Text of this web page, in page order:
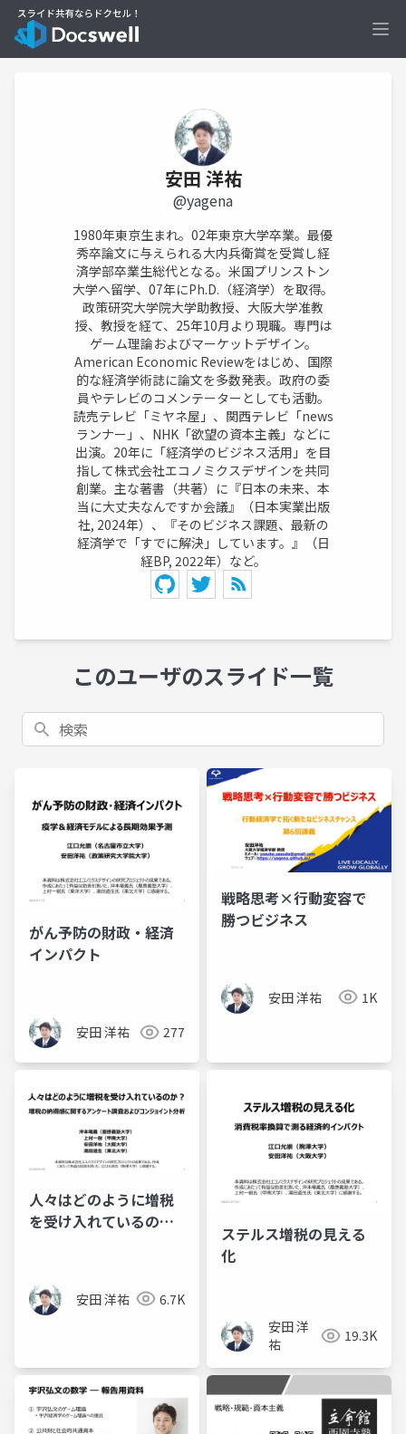
安田 洋祐
@yagena
1980年東京生まれ。02年東京大学卒業。最優
秀卒論文に与えられる大内兵衛賞を受賞し経
済学部卒業生総代となる。米国プリンストン
大学へ留学、07年にPh.D.（経済学）を取得。
政策研究大学院大学助教授、大阪大学准教
授、教授を経て、25年10月より現職。専門は
ゲーム理論およびマーケットデザイン。
American Economic Reviewをはじめ、国際
的な経済学術誌に論文を多数発表。政府の委
員やテレビのコメンテーターとしても活動。
読売テレビ「ミヤネ屋」、関西テレビ「news
ランナー」、NHK「欲望の資本主義」などに
出演。20年に「経済学のビジネス活用」を目
指して株式会社エコノミクスデザインを共同
創業。主な著書（共著）に『日本の未来、本
当に大丈夫なんですか会議』（日本実業出版
社, 2024年）、『そのビジネス課題、最新の
経済学で「すでに解決」しています。』（日
経BP, 2022年）など。
このユーザのスライド一覧
検索
がん予防の財政・経済
インパクト
安田 洋祐 277
戦略思考×行動変容で
勝つビジネス
安田 洋祐 1K
人々はどのように増税
を受け入れているの
安田 洋祐 6.7K
ステルス増税の見える
化
安田 洋
祐
19.3K